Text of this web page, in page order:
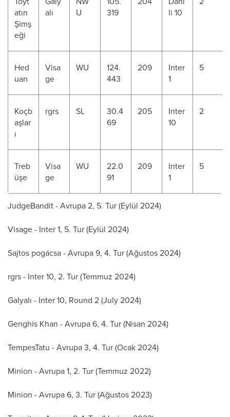
atın
Şimş
eği
alı
U
319
li 10
Hed
uan
Visa
ge
WU
124.
443
209
Inter
1
5
Koçb
aşlar
ı
rgrs SL
30.4
69
205
Inter
10
2
Treb
üşe
Visa
ge
WU
22.0
91
209
Inter
1
5
JudgeBandit - Avrupa 2, 5. Tur (Eylül 2024)
Visage - Inter 1, 5. Tur (Eylül 2024)
Sajtos pogácsa - Avrupa 9, 4. Tur (Ağustos 2024)
rgrs - Inter 10, 2. Tur (Temmuz 2024)
Galyalı - Inter 10, Round 2 (July 2024)
Genghis Khan - Avrupa 6, 4. Tur (Nisan 2024)
TempesTatu - Avrupa 3, 4. Tur (Ocak 2024)
Minion - Avrupa 1, 2. Tur (Temmuz 2022)
Minion - Avrupa 6, 3. Tur (Ağustos 2023)